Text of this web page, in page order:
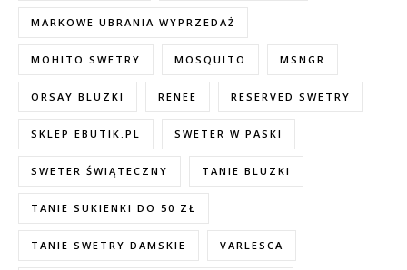
MARKOWE UBRANIA WYPRZEDAŻ
MOHITO SWETRY MOSQUITO MSNGR
ORSAY BLUZKI RENEE RESERVED SWETRY
SKLEP EBUTIK.PL SWETER W PASKI
SWETER ŚWIĄTECZNY TANIE BLUZKI
TANIE SUKIENKI DO 50 ZŁ
TANIE SWETRY DAMSKIE VARLESCA